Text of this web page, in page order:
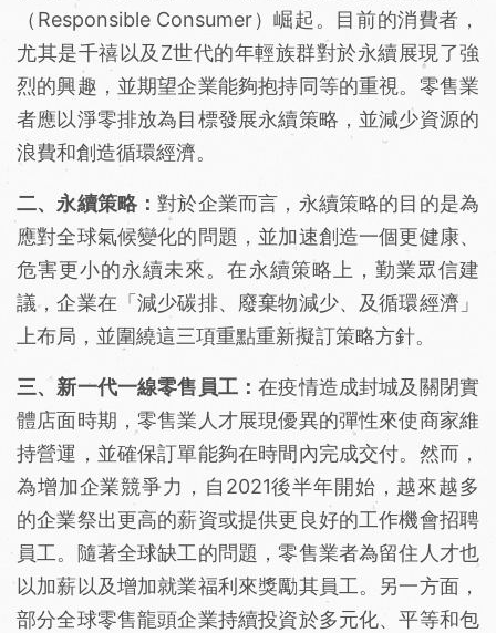
（Responsible Consumer）崛起。目前的消費者，
尤其是千禧以及Z世代的年輕族群對於永續展現了強
烈的興趣，並期望企業能夠抱持同等的重視。零售業
者應以淨零排放為目標發展永續策略，並減少資源的
浪費和創造循環經濟。
二、永續策略：對於企業而言，永續策略的目的是為
應對全球氣候變化的問題，並加速創造一個更健康、
危害更小的永續未來。在永續策略上，勤業眾信建
議，企業在「減少碳排、廢棄物減少、及循環經濟」
上布局，並圍繞這三項重點重新擬訂策略方針。
三、新一代一線零售員工：在疫情造成封城及關閉實
體店面時期，零售業人才展現優異的彈性來使商家維
持營運，並確保訂單能夠在時間內完成交付。然而，
為增加企業競爭力，自2021後半年開始，越來越多
的企業祭出更高的薪資或提供更良好的工作機會招聘
員工。隨著全球缺工的問題，零售業者為留住人才也
以加薪以及增加就業福利來獎勵其員工。另一方面，
部分全球零售龍頭企業持續投資於多元化、平等和包